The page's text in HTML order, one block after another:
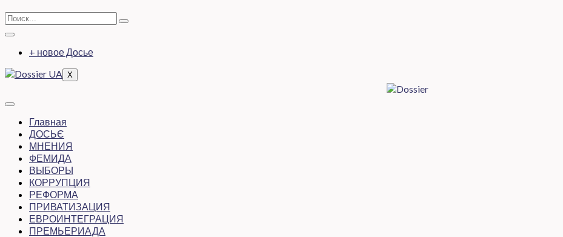
+ новое Досье
X
Главная
ДОСЬЄ
МНЕНИЯ
ФЕМИДА
ВЫБОРЫ
КОРРУПЦИЯ
РЕФОРМА
ПРИВАТИЗАЦИЯ
ЕВРОИНТЕГРАЦИЯ
ПРЕМЬЕРИАДА